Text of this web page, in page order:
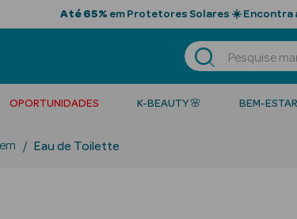
Até 65% em Protetores Solares ☀️ Encontra
OPORTUNIDADES K-BEAUTY 🌸 BEM-
Eau de Toilette